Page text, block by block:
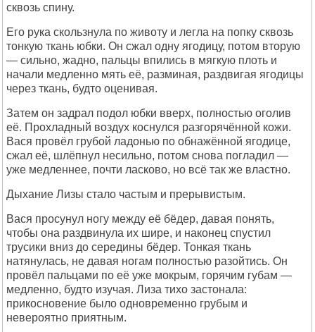
сквозь спину.
Его рука скользнула по животу и легла на попку сквозь
тонкую ткань юбки. Он сжал одну ягодицу, потом вторую
— сильно, жадно, пальцы впились в мягкую плоть и
начали медленно мять её, разминая, раздвигая ягодицы
через ткань, будто оценивая.
Затем он задрал подол юбки вверх, полностью оголив
её. Прохладный воздух коснулся разгорячённой кожи.
Вася провёл грубой ладонью по обнажённой ягодице,
сжал её, шлёпнул несильно, потом снова погладил —
уже медленнее, почти ласково, но всё так же властно.
Дыхание Лизы стало частым и прерывистым.
Вася просунул ногу между её бёдер, давая понять,
чтобы она раздвинула их шире, и наконец спустил
трусики вниз до середины бёдер. Тонкая ткань
натянулась, не давая ногам полностью разойтись. Он
провёл пальцами по её уже мокрым, горячим губам —
медленно, будто изучая. Лиза тихо застонала:
прикосновение было одновременно грубым и
невероятно приятным.